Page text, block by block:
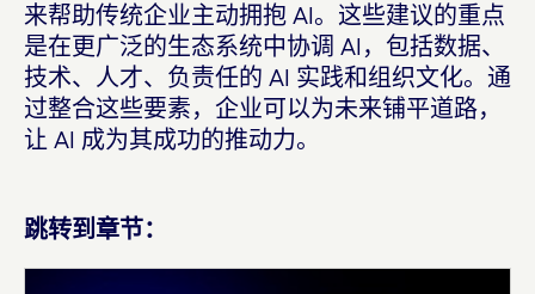
来帮助传统企业主动拥抱 AI。这些建议的重点
是在更广泛的生态系统中协调 AI，包括数据、
技术、人才、负责任的 AI 实践和组织文化。通
过整合这些要素，企业可以为未来铺平道路，
让 AI 成为其成功的推动力。
跳转到章节：